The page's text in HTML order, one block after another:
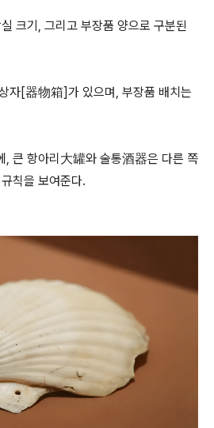
크기, 그리고 부장품 양으로 구분된
자[器物箱]가 있으며, 부장품 배치는
, 큰 항아리大罐와 술통酒器은 다른 쪽
칙을 보여준다.